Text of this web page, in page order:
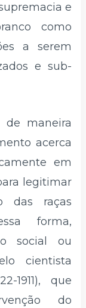
e
como
a serem
e sub-
de maneira
acerca
em
legitimar
das raças
forma,
social ou
cientista
1911), que
do